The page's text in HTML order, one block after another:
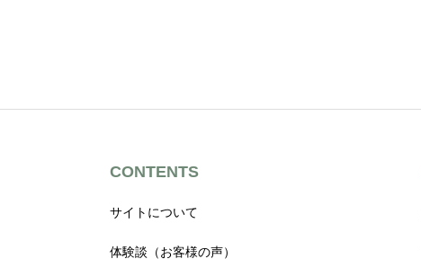
CONTENTS
サイトについて
体験談（お客様の声）